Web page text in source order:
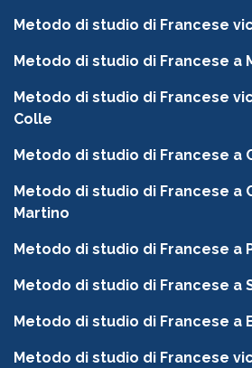
Metodo di studio di Francese
Metodo di studio di Francese a
Metodo di studio di Francese
Colle
Metodo di studio di Francese a
Metodo di studio di Francese a
Martino
Metodo di studio di Francese a
Metodo di studio di Francese a
Metodo di studio di Francese a
Metodo di studio di Francese